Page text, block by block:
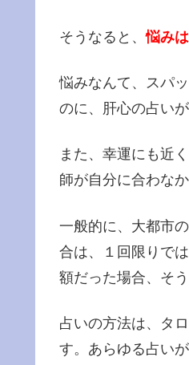
そうなると、悩み
悩みなんて、スパ
のに、肝心の占い
また、幸運にも近
師が自分に合わな
一般的に、大都市
合は、１回限りで
額だった場合、そ
占いの方法は、タ
す。あらゆる占い